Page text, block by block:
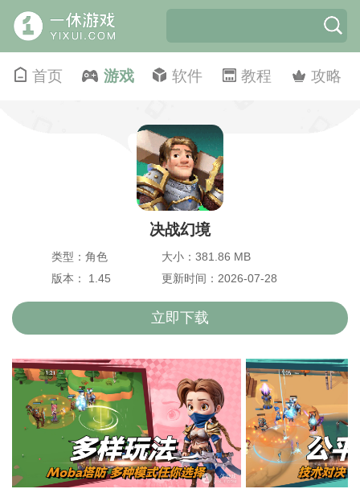
首页 游戏 软件 教程 攻略
决战幻境
类型：角色
大小：381.86 MB
版本： 1.45
更新时间：2026-07-28
立即下载